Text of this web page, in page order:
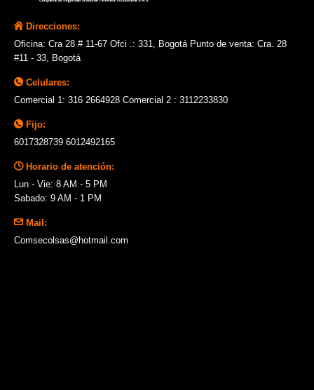
Direcciones:
Oficina: Cra 28 # 11-67 Ofci .: 331, Bogotá Punto de venta: Cra. 28
#11 - 33, Bogotá
Celulares:
Comercial 1: 316 2664928 Comercial 2 : 3112233830
Fijo:
6017328739 6012492165
Horario de atención:
Lun - Vie: 8 AM - 5 PM
Sabado: 9 AM - 1 PM
Mail:
Comsecolsas@hotmail.com